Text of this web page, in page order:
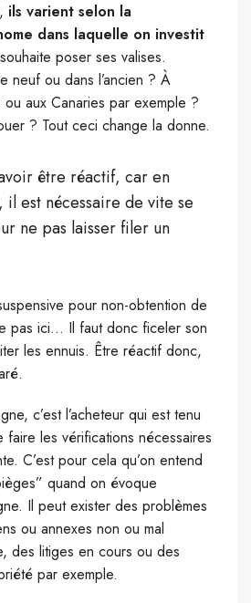
ils varient selon la
dans laquelle on investit
poser ses valises.
neuf ou dans l’ancien ? À
aux Canaries par exemple ?
? Tout ceci change la donne.
être réactif, car en
il est nécessaire de vite se
ne pas laisser filer un
pour non-obtention de
pas ici… Il faut donc ficeler son
les ennuis. Être réactif donc,
c’est l’acheteur qui est tenu
les vérifications nécessaires
C’est pour cela qu’on entend
quand on évoque
Il peut exister des problèmes
ou annexes non ou mal
des litiges en cours ou des
par exemple.